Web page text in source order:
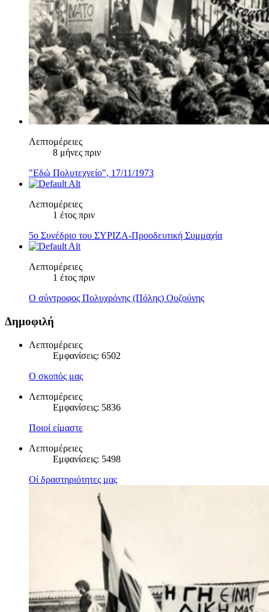
Λεπτομέρειες
8 μήνες πριν
"Εδώ Πολυτεχνείο", 17/11/1973
Λεπτομέρειες
1 έτος πριν
5ο Συνέδριο του ΣΥΡΙΖΑ-Προοδευτική Συμμαχία
Λεπτομέρειες
1 έτος πριν
Ο σύντροφος Πολυχρόνης (Πόλης) Ουζούνης
Δημοφιλή
Λεπτομέρειες
Εμφανίσεις: 6502
Ο σκοπός μας
Λεπτομέρειες
Εμφανίσεις: 5836
Ποιοί είμαστε
Λεπτομέρειες
Εμφανίσεις: 5498
Οί δραστηριότητες μας